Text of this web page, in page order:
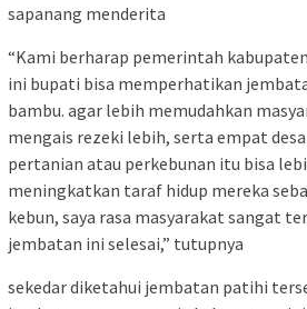
sapanang menderita
“Kami berharap pemerintah
ini bupati bisa memperhatikan
bambu. agar lebih memudahkan
mengais rezeki lebih, serta empat
pertanian atau perkebunan itu bisa
meningkatkan taraf hidup mereka
kebun, saya rasa masyarakat sangat
jembatan ini selesai,” tutupnya
sekedar diketahui jembatan patihi